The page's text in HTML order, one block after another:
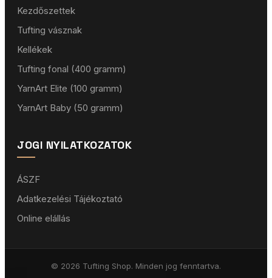
Kezdőszettek
Tufting vásznak
Kellékek
Tufting fonal (400 gramm)
YarnArt Elite (100 gramm)
YarnArt Baby (50 gramm)
JOGI NYILATKOZATOK
ÁSZF
Adatkezelési Tájékoztató
Online elállás
© 2026 Tufting Shop. Minden jog fenntartva.